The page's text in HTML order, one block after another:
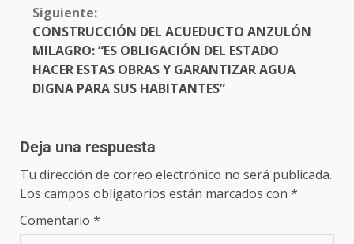
Siguiente:
CONSTRUCCIÓN DEL ACUEDUCTO ANZULÓN
MILAGRO: “ES OBLIGACIÓN DEL ESTADO
HACER ESTAS OBRAS Y GARANTIZAR AGUA
DIGNA PARA SUS HABITANTES”
Deja una respuesta
Tu dirección de correo electrónico no será publicada.
Los campos obligatorios están marcados con *
Comentario *